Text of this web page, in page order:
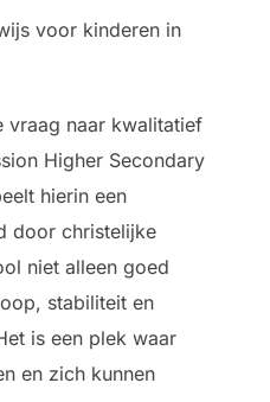
voor kinderen in
vraag naar kwalitatief
Higher Secondary
hierin een
door christelijke
niet alleen goed
stabiliteit en
is een plek waar
en zich kunnen